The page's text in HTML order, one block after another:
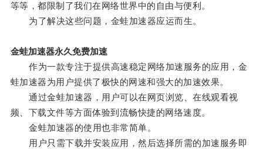
等等，都限制了我们在网络世界中的自由与便利。
为了解决这些问题，金蛙加速器应运而生。
金蛙加速器永久免费加速
作为一款专注于提供高速稳定网络加速服务的应用，金
蛙加速器为用户提供了极快的网速和强大的加速效果。
通过金蛙加速器，用户可以在网页浏览、在线观看视
频、下载文件等方面体验到流畅快捷的网络速度。
金蛙加速器的使用也非常简单。
用户只需下载并安装应用，然后选择所需的加速服务即